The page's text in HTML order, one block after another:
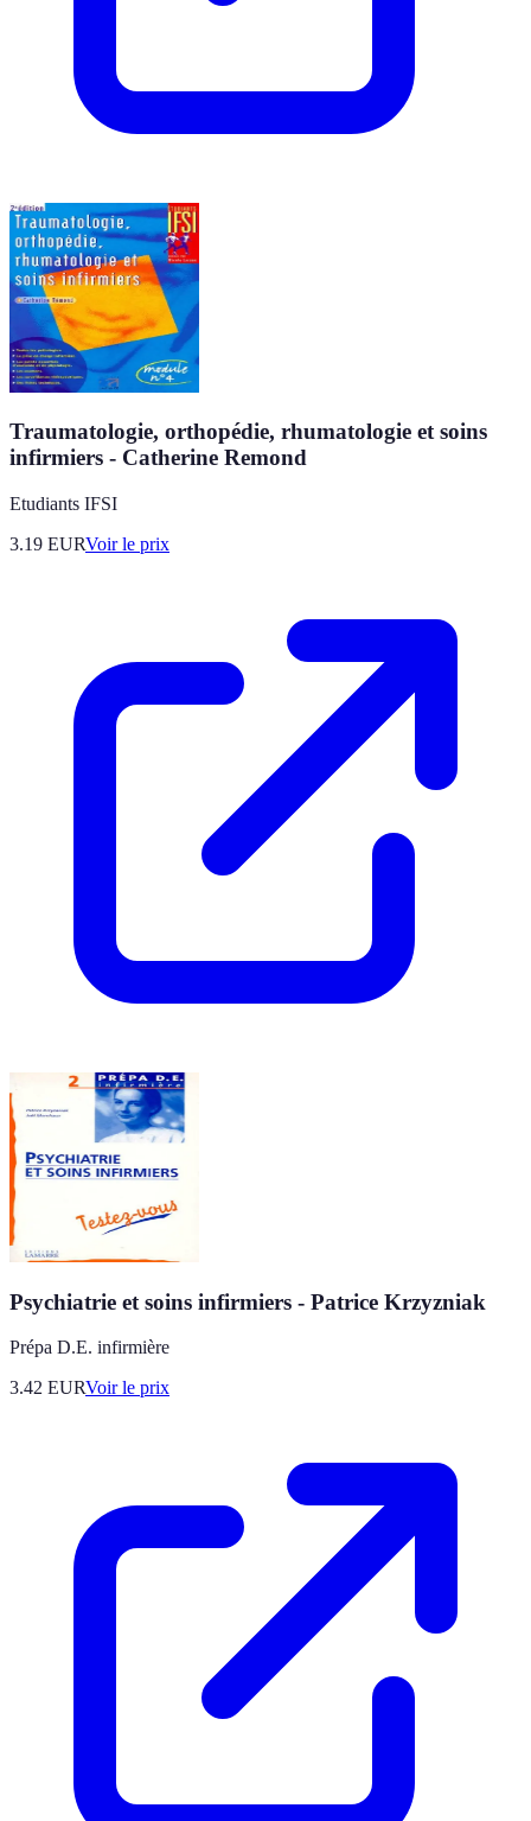
Traumatologie, orthopédie, rhumatologie et soins
infirmiers - Catherine Remond
Etudiants IFSI
3.19 EURVoir le prix
Psychiatrie et soins infirmiers - Patrice Krzyzniak
Prépa D.E. infirmière
3.42 EURVoir le prix